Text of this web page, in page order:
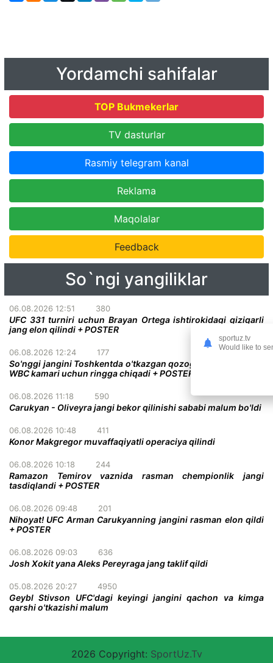
Yordamchi sahifalar
TOP Bukmekerlar
TV dasturlar
Rasmiy telegram kanal
Reklama
Maqolalar
Feedback
So`ngi yangiliklar
06.08.2026 12:51 380
UFC 331 turniri uchun Brayan Ortega ishtirokidagi qiziqarli
jang elon qilindi + POSTER
06.08.2026 12:24 177
So'nggi jangini Toshkentda o'tkazgan qozog'istonlik bokschi
WBC kamari uchun ringga chiqadi + POSTER
06.08.2026 11:18 590
Carukyan - Oliveyra jangi bekor qilinishi sababi malum bo'ldi
06.08.2026 10:48 411
Konor Makgregor muvaffaqiyatli operaciya qilindi
06.08.2026 10:18 244
Ramazon Temirov vaznida rasman chempionlik jangi
tasdiqlandi + POSTER
06.08.2026 09:48 201
Nihoyat! UFC Arman Carukyanning jangini rasman elon qildi
+ POSTER
06.08.2026 09:03 636
Josh Xokit yana Aleks Pereyraga jang taklif qildi
05.08.2026 20:27 4950
Geybl Stivson UFC'dagi keyingi jangini qachon va kimga
qarshi o'tkazishi malum
2026 Copyright: SportUz.Tv
sportuz.tv
Would like to